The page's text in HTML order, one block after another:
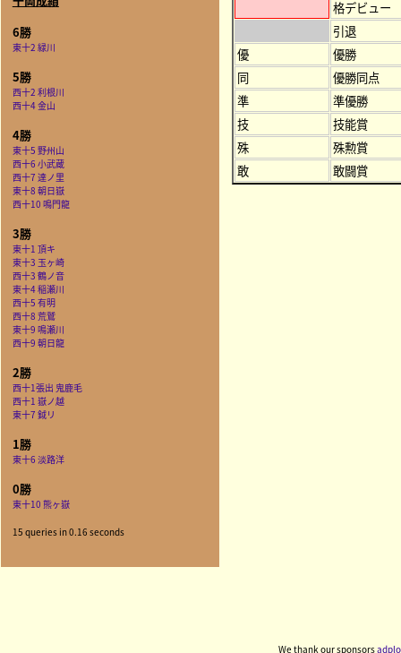
6勝
東十2 緑川
5勝
西十2 利根川
西十4 金山
4勝
東十5 野州山
西十6 小武蔵
西十7 達ノ里
東十8 朝日嶽
西十10 鳴門龍
3勝
東十1 頂キ
東十3 玉ヶ崎
西十3 鶴ノ音
東十4 稲瀬川
西十5 有明
西十8 荒鷲
東十9 鳴瀬川
西十9 朝日龍
2勝
西十1張出 鬼鹿毛
西十1 嶽ノ越
東十7 鉞リ
1勝
東十6 淡路洋
0勝
東十10 熊ヶ嶽
15 queries in 0.16 seconds
格デビュー
引退
優
優勝
同
優勝同点
準
準優勝
技
技能賞
殊
殊勲賞
敢
敢闘賞
We thank our sponsors